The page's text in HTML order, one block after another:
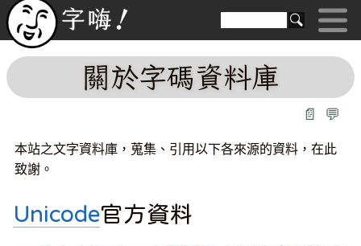
關於字碼資料庫
📄 💬
本站之文字資料庫，蒐集、引用以下各來源的資料，在此
致謝。
Unicode官方資料